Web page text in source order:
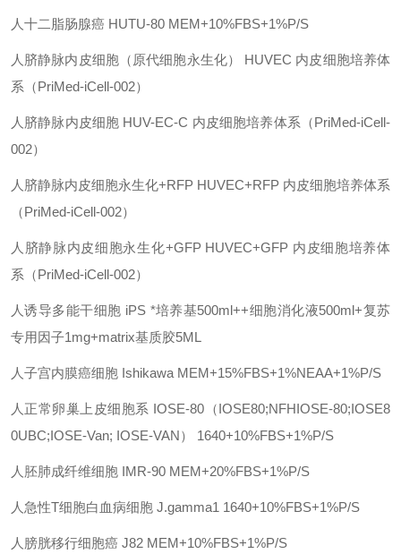
人十二脂肠腺癌 HUTU-80 MEM+10%FBS+1%P/S
人脐静脉内皮细胞（原代细胞永生化） HUVEC 内皮细胞培养体
系（PriMed-iCell-002）
人脐静脉内皮细胞 HUV-EC-C 内皮细胞培养体系（PriMed-iCell-
002）
人脐静脉内皮细胞永生化+RFP HUVEC+RFP 内皮细胞培养体系
（PriMed-iCell-002）
人脐静脉内皮细胞永生化+GFP HUVEC+GFP 内皮细胞培养体
系（PriMed-iCell-002）
人诱导多能干细胞 iPS *培养基500ml++细胞消化液500ml+复苏
专用因子1mg+matrix基质胶5ML
人子宫内膜癌细胞 Ishikawa MEM+15%FBS+1%NEAA+1%P/S
人正常卵巢上皮细胞系 IOSE-80（IOSE80;NFHIOSE-80;IOSE8
0UBC;IOSE-Van; IOSE-VAN）
1640+10%FBS+1%P/S
人胚肺成纤维细胞 IMR-90 MEM+20%FBS+1%P/S
人急性T细胞白血病细胞 J.gamma1 1640+10%FBS+1%P/S
人膀胱移行细胞癌 J82 MEM+10%FBS+1%P/S